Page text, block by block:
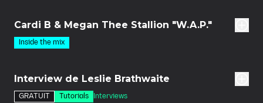
Cardi B & Megan Thee Stallion "W.A.P."
Inside the mix
Interview de Leslie Brathwaite
GRATUIT Tutorials Interviews